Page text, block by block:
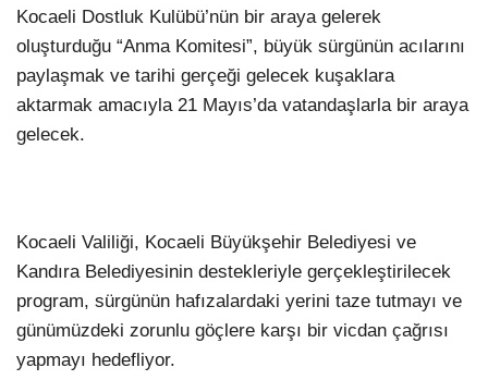
Kocaeli Dostluk Kulübü’nün bir araya gelerek
oluşturduğu “Anma Komitesi”, büyük sürgünün acılarını
paylaşmak ve tarihi gerçeği gelecek kuşaklara
aktarmak amacıyla 21 Mayıs’da vatandaşlarla bir araya
gelecek.
Kocaeli Valiliği, Kocaeli Büyükşehir Belediyesi ve
Kandıra Belediyesinin destekleriyle gerçekleştirilecek
program, sürgünün hafızalardaki yerini taze tutmayı ve
günümüzdeki zorunlu göçlere karşı bir vicdan çağrısı
yapmayı hedefliyor.